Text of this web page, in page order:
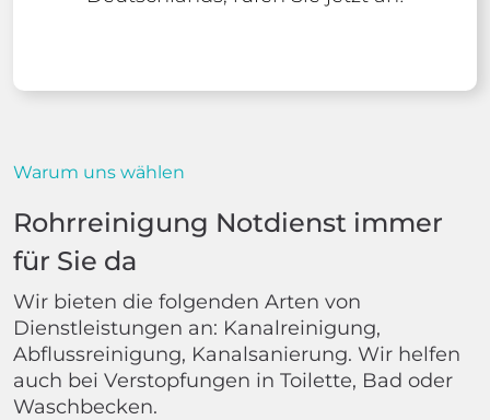
Warum uns wählen
Rohrreinigung Notdienst immer
für Sie da
Wir bieten die folgenden Arten von
Dienstleistungen an: Kanalreinigung,
Abflussreinigung, Kanalsanierung. Wir helfen
auch bei Verstopfungen in Toilette, Bad oder
Waschbecken.